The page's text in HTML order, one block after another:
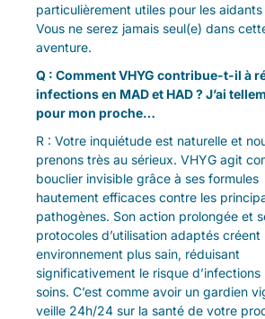
particulièrement utiles pour les
Vous ne serez jamais seul(e) dans
aventure.
Q : Comment VHYG contribue-t-il à
infections en MAD et HAD ? J’ai
pour mon proche…
R : Votre inquiétude est naturelle et
prenons très au sérieux. VHYG agit
bouclier invisible grâce à ses formules
hautement efficaces contre les
pathogènes. Son action prolongée et
protocoles d’utilisation adaptés créent
environnement plus sain, réduisant
significativement le risque d’infections
soins. C’est comme avoir un gardien
veille 24h/24 sur la santé de votre